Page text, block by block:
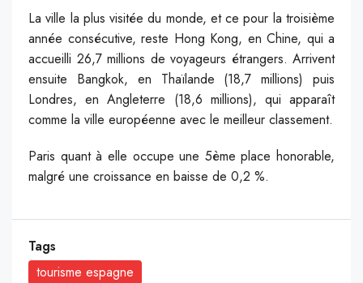
La ville la plus visitée du monde, et ce pour la troisième
année consécutive, reste Hong Kong, en Chine, qui a
accueilli 26,7 millions de voyageurs étrangers. Arrivent
ensuite Bangkok, en Thaïlande (18,7 millions) puis
Londres, en Angleterre (18,6 millions), qui apparaît
comme la ville européenne avec le meilleur classement.
Paris quant à elle occupe une 5ème place honorable,
malgré une croissance en baisse de 0,2 %.
Tags
tourisme espagne